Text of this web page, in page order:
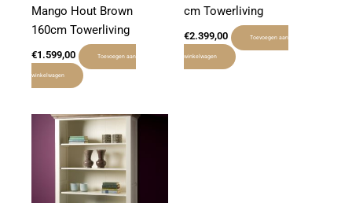
Mango Hout Brown
160cm Towerliving
€1.599,00 Toevoegen aan
winkelwagen
cm Towerliving
€2.399,00 Toevoegen aan
winkelwagen